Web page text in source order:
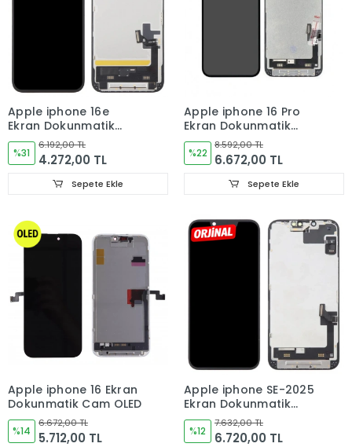
Apple iphone 16e
Ekran Dokunmatik
Cam OLED
%31
6.192,00 TL
4.272,00 TL
Sepete Ekle
Apple iphone 16 Pro
Ekran Dokunmatik
Cam OLED
%22
8.592,00 TL
6.672,00 TL
Sepete Ekle
Apple iphone 16 Ekran
Dokunmatik Cam OLED
%14
6.672,00 TL
5.712,00 TL
Apple iphone SE-2025
Ekran Dokunmatik
Cam ORJINAL
%12
7.632,00 TL
6.720,00 TL